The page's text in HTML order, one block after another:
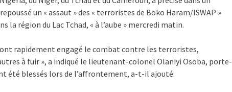
un « assaut » des « terroristes de Boko Haram/ISWAP »
la région du Lac Tchad, « à l’aube » mercredi matin.
rapidement engagé le combat contre les terroristes,
à fuir », a indiqué le lieutenant-colonel Olaniyi Osoba, porte-
été blessés lors de l’affrontement, a-t-il ajouté.